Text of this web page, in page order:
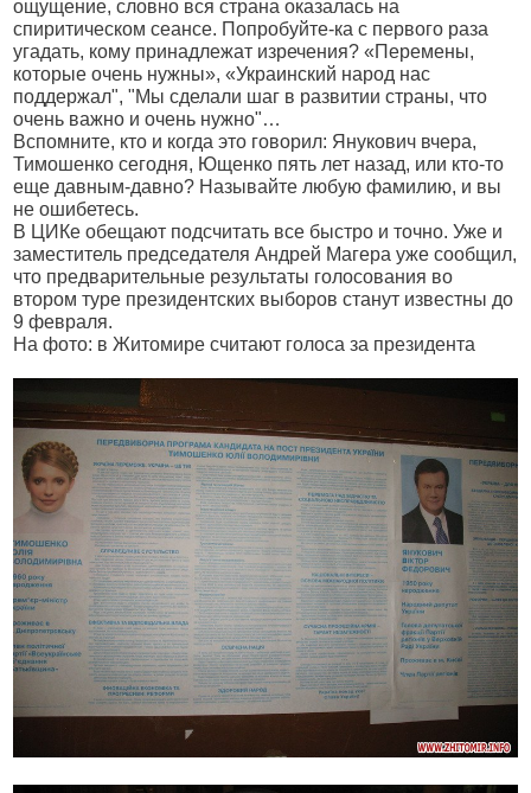
ощущение, словно вся страна оказалась на
спиритическом сеансе. Попробуйте-ка с первого раза
угадать, кому принадлежат изречения? «Перемены,
которые очень нужны», «Украинский народ нас
поддержал", "Мы сделали шаг в развитии страны, что
очень важно и очень нужно"…
Вспомните, кто и когда это говорил: Янукович вчера,
Тимошенко сегодня, Ющенко пять лет назад, или кто-то
еще давным-давно? Называйте любую фамилию, и вы
не ошибетесь.
В ЦИКе обещают подсчитать все быстро и точно. Уже и
заместитель председателя Андрей Магера уже сообщил,
что предварительные результаты голосования во
втором туре президентских выборов станут известны до
9 февраля.
На фото: в Житомире считают голоса за президента